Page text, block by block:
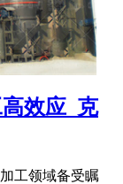
效应_克
工领域备受瞩